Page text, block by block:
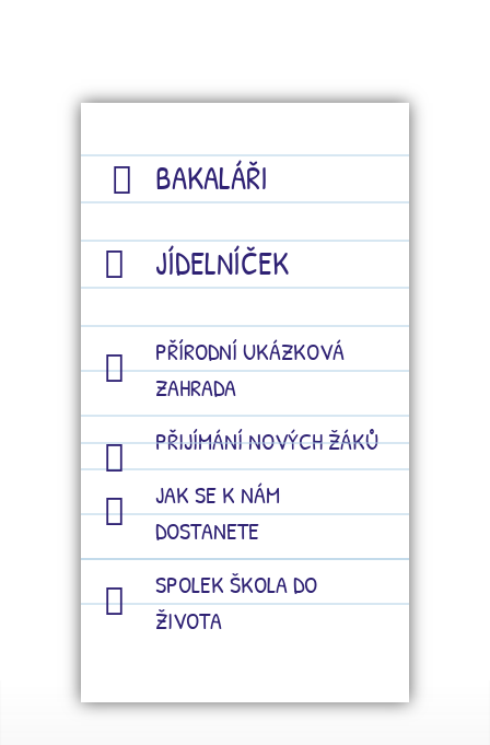
BAKALÁŘI
JÍDELNÍČEK
PŘÍRODNÍ UKÁZKOVÁ
ZAHRADA
PŘIJÍMÁNÍ NOVÝCH ŽÁKŮ
JAK SE K NÁM
DOSTANETE
SPOLEK ŠKOLA DO
ŽIVOTA